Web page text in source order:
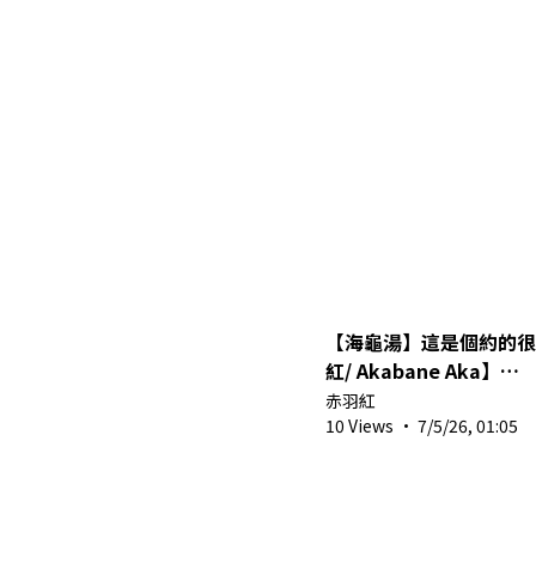
【海龜湯】這是個約的
紅/ Akabane Aka】
w/Gin,Sakuya,Yamato
赤羽紅
10 Views · 7/5/26, 01:05